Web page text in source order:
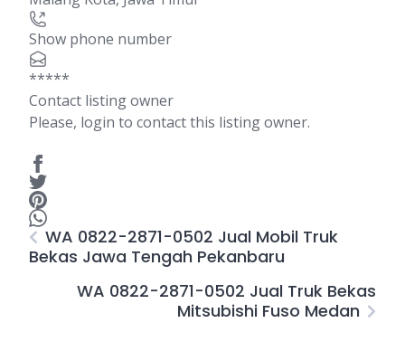
Show phone number
*****
Contact listing owner
Please, login to contact this listing owner.
WA 0822-2871-0502 Jual Mobil Truk
Bekas Jawa Tengah Pekanbaru
WA 0822-2871-0502 Jual Truk Bekas
Mitsubishi Fuso Medan